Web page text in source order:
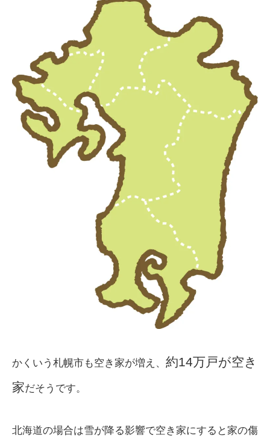
かくいう札幌市も空き家が増え、 約14万戸が空き
家だそうです。
北海道の場合は雪が降る影響で空き家にすると家の傷